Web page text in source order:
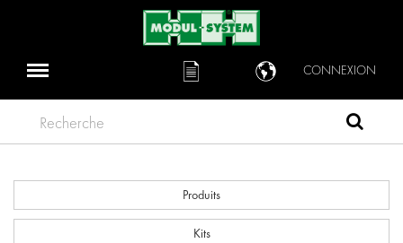
CONNEXION
Recherche
Produits
Kits